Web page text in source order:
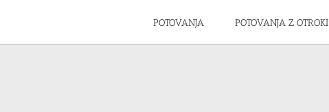
POTOVANJA POTOVANJA Z OTROKI